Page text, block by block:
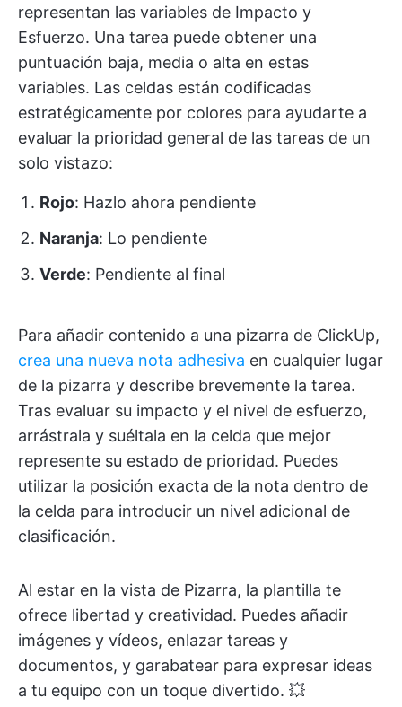
representan las variables de Impacto y
Esfuerzo. Una tarea puede obtener una
puntuación baja, media o alta en estas
variables. Las celdas están codificadas
estratégicamente por colores para ayudarte a
evaluar la prioridad general de las tareas de un
solo vistazo:
Rojo: Hazlo ahora pendiente
Naranja: Lo pendiente
Verde: Pendiente al final
Para añadir contenido a una pizarra de ClickUp,
crea una nueva nota adhesiva en cualquier lugar
de la pizarra y describe brevemente la tarea.
Tras evaluar su impacto y el nivel de esfuerzo,
arrástrala y suéltala en la celda que mejor
represente su estado de prioridad. Puedes
utilizar la posición exacta de la nota dentro de
la celda para introducir un nivel adicional de
clasificación.
Al estar en la vista de Pizarra, la plantilla te
ofrece libertad y creatividad. Puedes añadir
imágenes y vídeos, enlazar tareas y
documentos, y garabatear para expresar ideas
a tu equipo con un toque divertido. 💥